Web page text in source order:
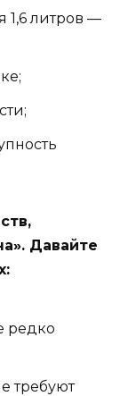
1,6 литров —
Давайте
редко
требуют